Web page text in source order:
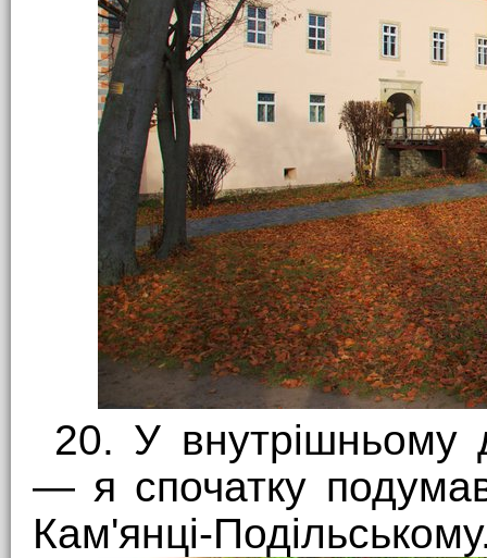
20. У внутрішньому
— я спочатку
Кам'янці-